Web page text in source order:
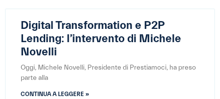
Digital Transformation e P2P
Lending: l’intervento di Michele
Novelli
Oggi, Michele Novelli, Presidente di Prestiamoci, ha preso
parte alla
CONTINUA A LEGGERE »